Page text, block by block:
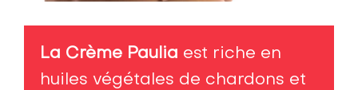
La Crème Paulia est riche en
huiles végétales de chardons et